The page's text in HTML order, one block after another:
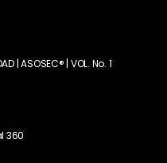
| ASOSEC® | VOL. No. 1
360